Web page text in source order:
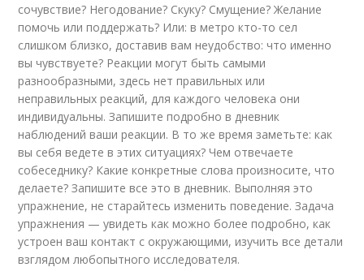
сочувствие? Негодование? Скуку? Смущение? Желание
помочь или поддержать? Или: в метро кто-то сел
слишком близко, доставив вам неудобство: что именно
вы чувствуете? Реакции могут быть самыми
разнообразными, здесь нет правильных или
неправильных реакций, для каждого человека они
индивидуальны. Запишите подробно в дневник
наблюдений ваши реакции. В то же время заметьте: как
вы себя ведете в этих ситуациях? Чем отвечаете
собеседнику? Какие конкретные слова произносите, что
делаете? Запишите все это в дневник. Выполняя это
упражнение, не старайтесь изменить поведение. Задача
упражнения — увидеть как можно более подробно, как
устроен ваш контакт с окружающими, изучить все детали
взглядом любопытного исследователя.